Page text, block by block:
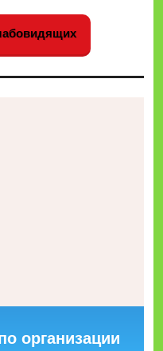
организации